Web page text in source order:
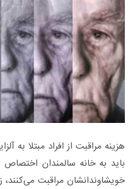
هزینه مراقبت از افراد مبتلا به
باید به خانه‌ سالمندان اختصاص
خویشاوندانشان مراقبت می‌کنند،